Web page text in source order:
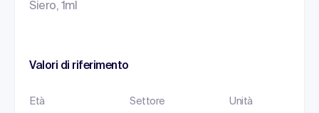
Siero, 1ml
Valori di riferimento
Età Settore Unità